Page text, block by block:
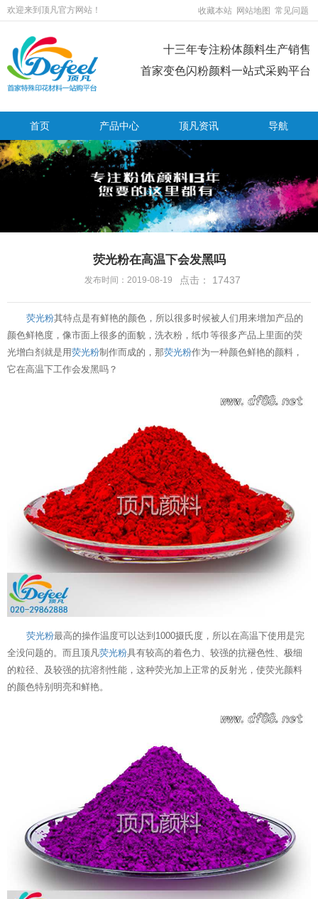
欢迎来到顶凡官方网站！ 收藏本站 网站地图 常见问题
十三年专注粉体颜料生产销售
首家变色闪粉颜料一站式采购平台
首页 产品中心 顶凡资讯 导航
荧光粉在高温下会发黑吗
发布时间：2019-08-19 点击： 17437
荧光粉其特点是有鲜艳的颜色，所以很多时候被人们用来增加产品的
颜色鲜艳度，像市面上很多的面貌，洗衣粉，纸巾等很多产品上里面的荧
光增白剂就是用荧光粉制作而成的，那荧光粉作为一种颜色鲜艳的颜料，
它在高温下工作会发黑吗？
荧光粉最高的操作温度可以达到1000摄氏度，所以在高温下使用是完
全没问题的。而且顶凡荧光粉具有较高的着色力、较强的抗褪色性、极细
的粒径、及较强的抗溶剂性能，这种荧光加上正常的反射光，使荧光颜料
的颜色特别明亮和鲜艳。